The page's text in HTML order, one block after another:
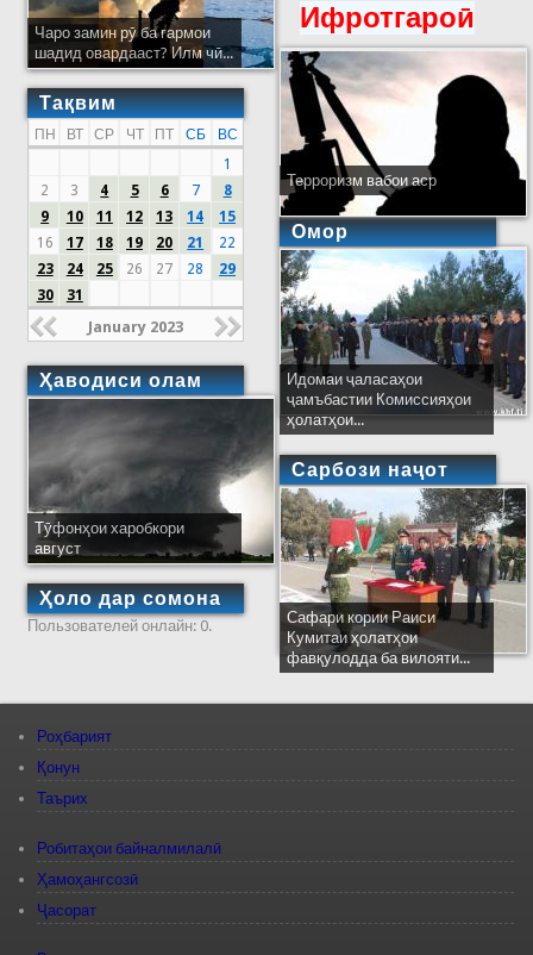
Чаро замин рӯ ба гармои
шадид овардааст? Илм чӣ...
Тақвим
ПН ВТ СР ЧТ ПТ СБ
ВС
1
2
3 4 5 6 7
8
9
10 11 12 13 14
15
16
17 18 19 20 21
22
23
24 25 26 27 28
29
30
31
January 2023
Ҳаводиси олам
Тӯфонҳои харобкори
август
Ҳоло дар сомона
Пользователей онлайн: 0.
Ифротгароӣ
Терроризм вабои аср
Омор
Идомаи ҷаласаҳои
ҷамъбастии Комиссияҳои
ҳолатҳои...
Сарбози наҷот
Сафари кории Раиси
Кумитаи ҳолатҳои
фавқулодда ба вилояти...
Роҳбарият
Қонун
Таърих
Робитаҳои байналмилалӣ
Ҳамоҳангсозӣ
Ҷасорат